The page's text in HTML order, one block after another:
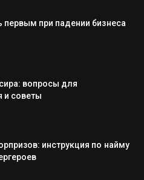
первым при падении бизнеса
вопросы для
и советы
инструкция по найму